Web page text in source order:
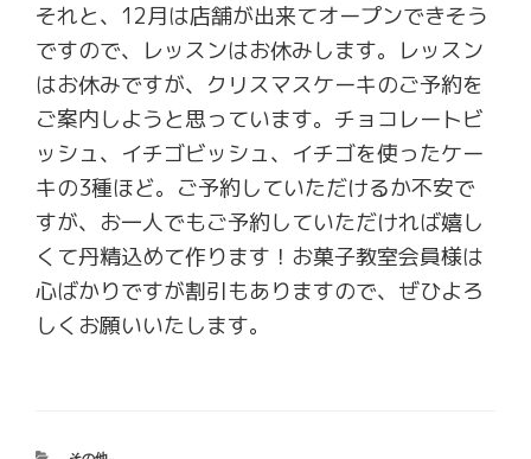
それと、12月は店舗が出来てオープンできそう
ですので、レッスンはお休みします。レッスン
はお休みですが、クリスマスケーキのご予約を
ご案内しようと思っています。チョコレートビ
ッシュ、イチゴビッシュ、イチゴを使ったケー
キの3種ほど。ご予約していただけるか不安で
すが、お一人でもご予約していただければ嬉し
くて丹精込めて作ります！お菓子教室会員様は
心ばかりですが割引もありますので、ぜひよろ
しくお願いいたします。